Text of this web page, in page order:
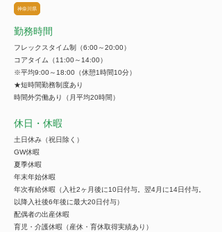
神奈川県
勤務時間
フレックスタイム制（6:00～20:00）
コアタイム（11:00～14:00）
※平均9:00～18:00（休憩1時間10分）
★短時間勤務制度あり
時間外労働あり（月平均20時間）
休日・休暇
土日休み（祝日除く）
GW休暇
夏季休暇
年末年始休暇
年次有給休暇（入社2ヶ月後に10日付与。翌4月に14日付与。
以降入社後6年後に最大20日付与）
配偶者の出産休暇
育児・介護休暇（産休・育休取得実績あり）